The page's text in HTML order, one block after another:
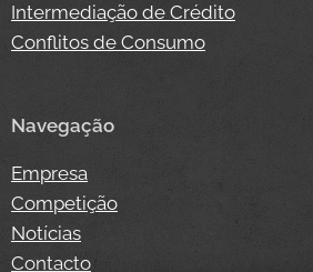
Intermediação de Crédito
Conflitos de Consumo
Navegação
Empresa
Competição
Notícias
Contacto